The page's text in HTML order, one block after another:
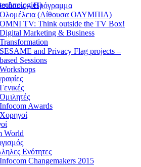
technologies)– Πρόγραμμα
Ολομέλεια (Αίθουσα ΟΛΥΜΠΙΑ)
OMNI TV: Think outside the TV Box!
Digital Marketing & Business
Transformation
SESAME and Privacy Flag projects –
based Sessions
Workshops
Γενικές
Ομιλητές
Infocom Awards
Χορηγοί
World
Ενότητες
Infocom Changemakers 2015